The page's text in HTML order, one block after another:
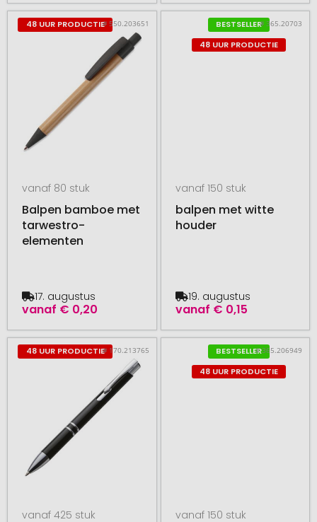
48 UUR PRODUCTIE# 550.203651
vanaf 80 stuk
Balpen bamboe met
tarwestro-
elementen
vanaf € 0,20
17. augustus
BESTSELLER
48 UUR PRODUCTIE
# 365.20703
vanaf 150 stuk
balpen met witte
houder
vanaf € 0,15
19. augustus
48 UUR PRODUCTIE# 170.213765
vanaf 425 stuk
BESTSELLER
48 UUR PRODUCTIE
# 365.206949
vanaf 150 stuk